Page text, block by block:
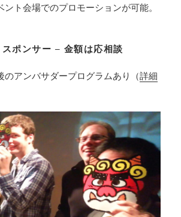
ント会場でのプロモーションが可能。
ポンサー – 金額は応相談
のアンバサダープログラムあり（詳細